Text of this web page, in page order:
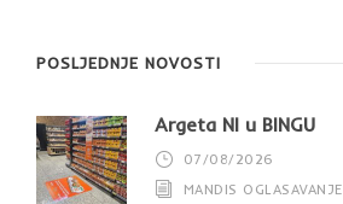
POSLJEDNJE NOVOSTI
Argeta NI u BINGU
07/08/2026
MANDIS OGLASAVANJE